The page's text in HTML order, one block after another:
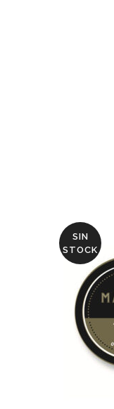
SIN
STOCK